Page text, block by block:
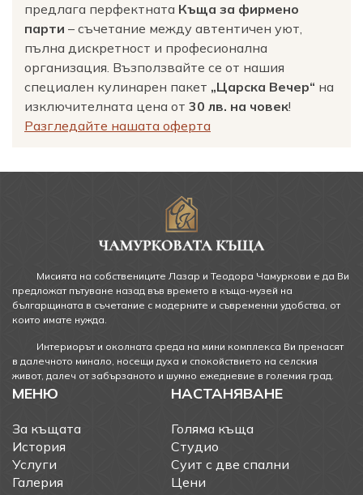
предлага перфектната Къща за фирмено
парти – съчетание между автентичен уют,
пълна дискретност и професионална
организация. Възползвайте се от нашия
специален кулинарен пакет „Царска Вечер“ на
изключителната цена от 30 лв. на човек!
Разгледайте нашата оферта
Мисията на собствениците Лазар и Теодора Чамуркови е да Ви
предложат пътуване назад във времето в къща-музей на
българщината в съчетание с модерните и съвременни удобства, от
които имате нужда.
Интериорът и околната среда на мини комплекса Ви пренасят
в далечното минало, носещи духа и спокойствието на селския
живот, далеч от забързаното и шумно ежедневие в големия град.
МЕНЮ
За къщата
История
Услуги
Галерия
НАСТАНЯВАНЕ
Голяма къща
Студио
Суит с две спални
Цени